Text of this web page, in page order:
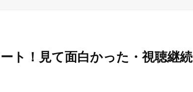
ト！見て面白かった・視聴継続